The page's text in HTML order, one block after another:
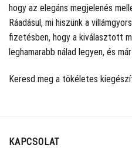
hogy az elegáns megjelenés
Ráadásul, mi hiszünk a
fizetésben, hogy a kiválasztott
leghamarabb nálad legyen, és
Keresd meg a tökéletes
KAPCSOLAT